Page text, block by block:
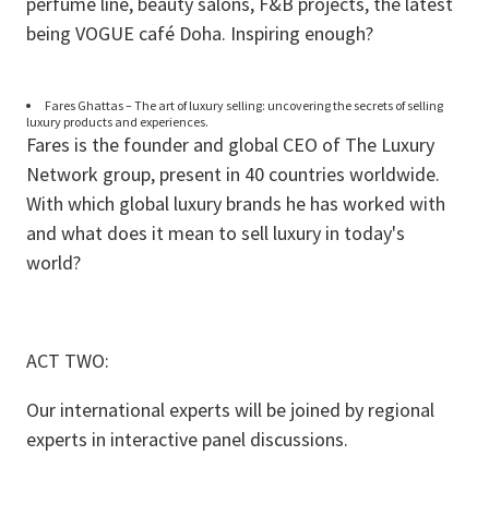
being VOGUE café Doha. Inspiring enough?
Fares Ghattas – The art of luxury selling: uncovering the secrets of selling
luxury products and experiences.
Fares is the founder and global CEO of The Luxury
Network group, present in 40 countries worldwide.
With which global luxury brands he has worked with
and what does it mean to sell luxury in today's
world?
ACT TWO:
Our international experts will be joined by regional
experts in interactive panel discussions.